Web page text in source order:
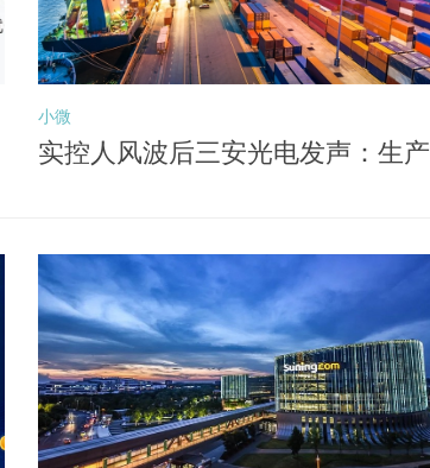
小微
实控人风波后三安光电发声：生产